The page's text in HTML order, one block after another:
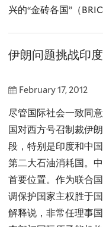
兴的“金砖各国”（
伊朗问题挑战印度
February 17, 2012
尽管国际社会一致同
国对西方号召制裁伊
段，特别是印度和中
第二大石油消耗国。
首要位置。作为联合
调保护国家主权胜于
解释说，非常任理事